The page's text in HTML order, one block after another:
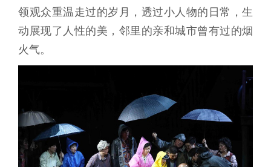
领观众重温走过的岁月，透过小人物的日常，生
动展现了人性的美，邻里的亲和城市曾有过的烟
火气。